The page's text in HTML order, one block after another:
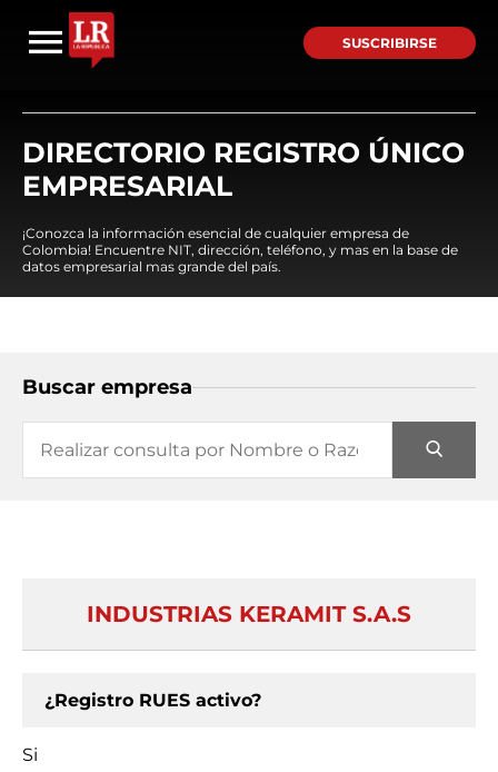
SUSCRIBIRSE
DIRECTORIO REGISTRO ÚNICO
EMPRESARIAL
¡Conozca la información esencial de cualquier empresa de
Colombia! Encuentre NIT, dirección, teléfono, y mas en la base de
datos empresarial mas grande del país.
Buscar empresa
INDUSTRIAS KERAMIT S.A.S
¿Registro RUES activo?
Si